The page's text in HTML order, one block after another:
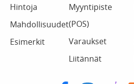
Hintoja
Mahdollisuudet
Esimerkit
Myyntipiste
(POS)
Varaukset
Liitännät